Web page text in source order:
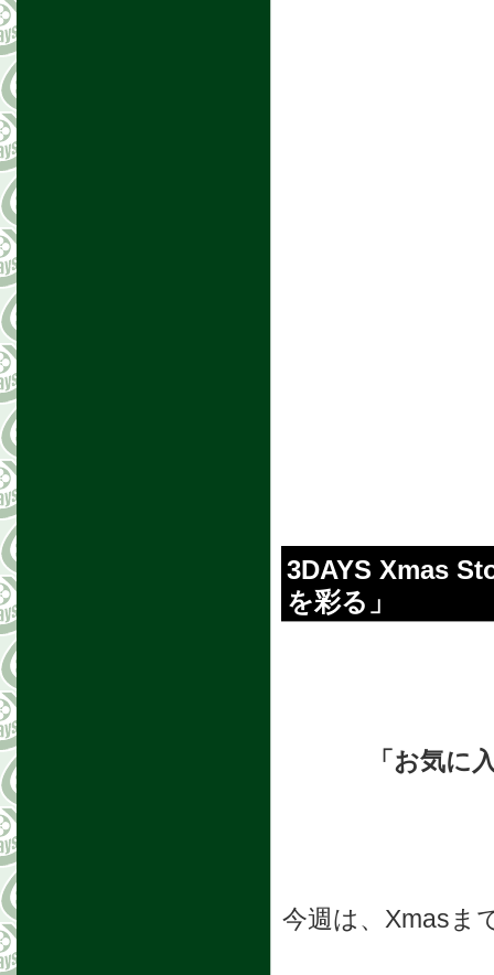
3DAYS Xmas
を彩る」
「お気に
今週は、Xmasま